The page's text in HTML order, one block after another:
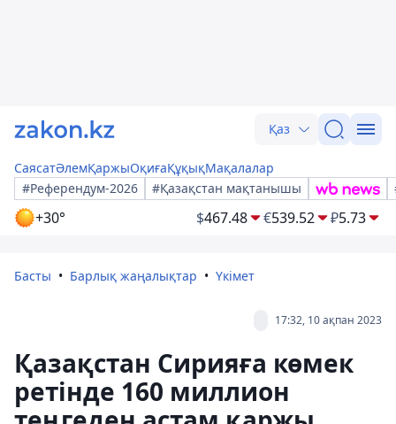
Қаз
СаясатӘлемҚаржыОқиғаҚұқықМақалалар
#Референдум-2026
#Қазақстан мақтанышы
+30° $467.48 €539.52 ₽5.73
Басты Барлық жаңалықтар Үкімет
17:32, 10 ақпан 2023
Қазақстан Сирияға көмек
ретінде 160 миллион